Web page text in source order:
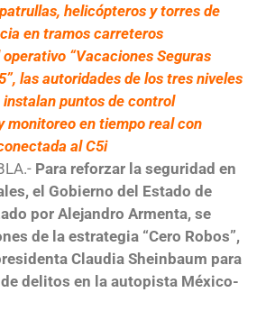
helicópteros y torres de
en tramos carreteros
“Vacaciones Seguras
las autoridades de los tres niveles
instalan puntos de control
monitoreo en tiempo real con
al C5i
Para reforzar la seguridad en
el Gobierno del Estado de
por Alejandro Armenta, se
de la estrategia “Cero Robos”,
Claudia Sheinbaum para
delitos en la autopista México-